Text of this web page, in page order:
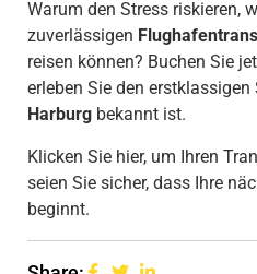
Warum den Stress riskieren,
zuverlässigen
reisen können? Buchen Sie
erleben Sie den erstklassigen
Harburg bekannt ist.
Klicken Sie hier, um Ihren
seien Sie sicher, dass Ihre
beginnt.